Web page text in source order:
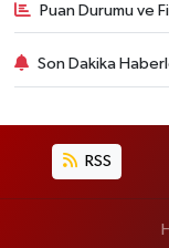
Puan Durumu ve
Son Dakika
RSS